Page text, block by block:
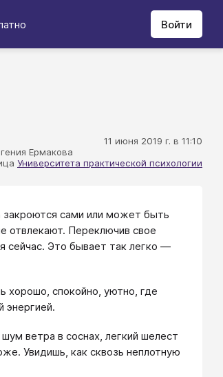
Войти
11 июня 2019 г. в 11:10
Ермакова
Университета практической психологии
закроются сами или может быть
отвлекают. Переключив свое
сейчас. Это бывает так легко —
спокойно, уютно, где
энергией.
ветра в соснах, легкий шелест
Увидишь, как сквозь неплотную